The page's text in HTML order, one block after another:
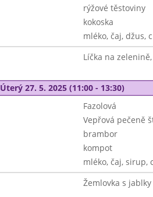
rýžové těstoviny
kokoska
mléko, čaj, džus,
Líčka na
Úterý 27. 5. 2025 (11:00 - 13:30)
Fazolová
Vepřová pečeně
brambor
kompot
mléko, čaj, sirup,
Žemlovka s